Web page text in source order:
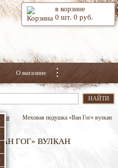
в корзине
0 шт. 0 руб.
О магазине ⫶
НАЙТИ
Меховая подушка «Ван Гог» вулкан
ГОГ» ВУЛКАН